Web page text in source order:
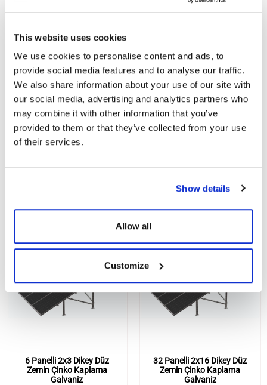
This website uses cookies
We use cookies to personalise content and ads, to
provide social media features and to analyse our traffic.
We also share information about your use of our site with
our social media, advertising and analytics partners who
may combine it with other information that you’ve
provided to them or that they’ve collected from your use
of their services.
Show details
Allow all
Customize
TommaTech Galvani̇z
BENZER ÜRÜNLER
6 Panelli 2x3 Dikey Düz
Zemin Çinko Kaplama
Galvaniz
32 Panelli 2x16 Dikey Düz
Zemin Çinko Kaplama
Galvaniz